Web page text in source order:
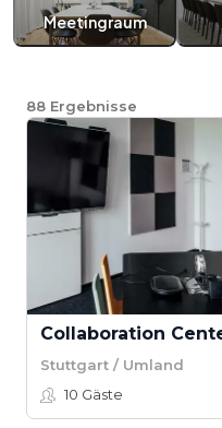
Meetingraum
88 Ergebnisse
Collaboration
Stuttgart / Umland
10 Gäste